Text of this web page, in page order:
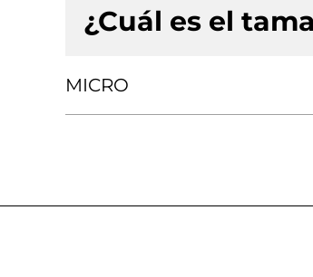
¿Cuál es el
MICRO